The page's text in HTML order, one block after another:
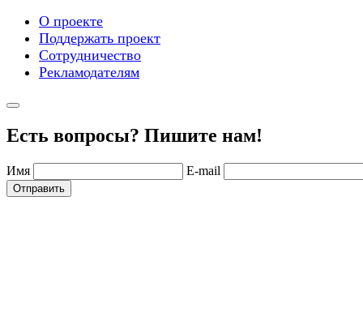
О проекте
Поддержать проект
Сотрудничество
Рекламодателям
Есть вопросы? Пишите нам!
Имя E-mail